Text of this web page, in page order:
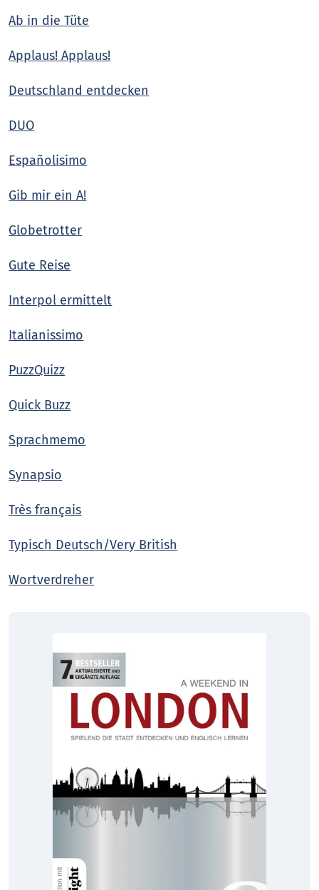
Ab in die Tüte
Applaus! Applaus!
Deutschland entdecken
DUO
Españolisimo
Gib mir ein A!
Globetrotter
Gute Reise
Interpol ermittelt
Italianissimo
PuzzQuizz
Quick Buzz
Sprachmemo
Synapsio
Très français
Typisch Deutsch/Very British
Wortverdreher